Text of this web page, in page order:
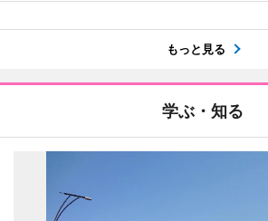
もっと見る
学ぶ・知る